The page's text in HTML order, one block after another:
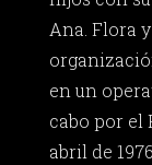
Ana. Flora
en un
cabo por el
abril de